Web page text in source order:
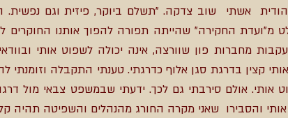
אשתי שוב צדקה. "תשלם ביוקר, פיזית וגם
החקירה" שהייתה תפורה להפוך אותנו החוקרים
מחברות פון שוורצה, אינה יכולה לשפוט אותי
קצין בדרגת סגן אלוף כדרגתי. טענתי התקבלה וזומנתי
אולם סירבתי גם לכך. ידעתי שבמשפט צבאי מול
והסבירו שאני מקרה החורג מהנהלים והשפיטה תהיה